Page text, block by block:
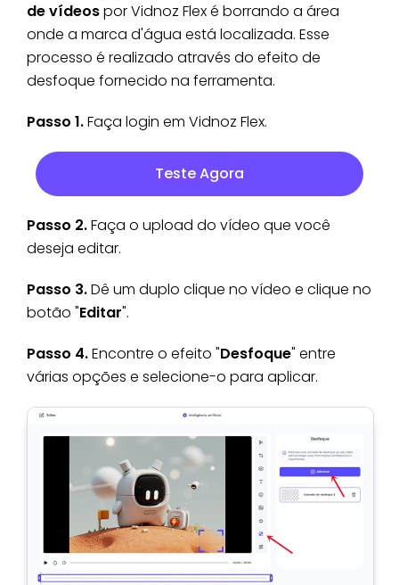
de vídeospor Vidnoz Flex é borrando a área
onde a marca d'água está localizada. Esse
processo é realizado através do efeito de
desfoque fornecido na ferramenta.
Passo 1.Faça login em Vidnoz Flex.
Teste Agora
Passo 2.Faça o upload do vídeo que você
deseja editar.
Passo 3.Dê um duplo clique no vídeo e clique no
botão "Editar".
Passo 4.Encontre o efeito "Desfoque" entre
várias opções e selecione-o para aplicar.